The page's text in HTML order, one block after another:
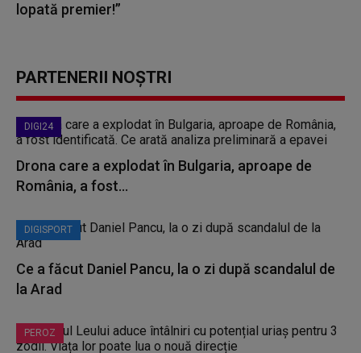
lopată premier!”
PARTENERII NOȘTRI
DIGI24
Drona care a explodat în Bulgaria, aproape de
România, a fost...
DIGISPORT
Ce a făcut Daniel Pancu, la o zi după scandalul de
la Arad
PEROZ